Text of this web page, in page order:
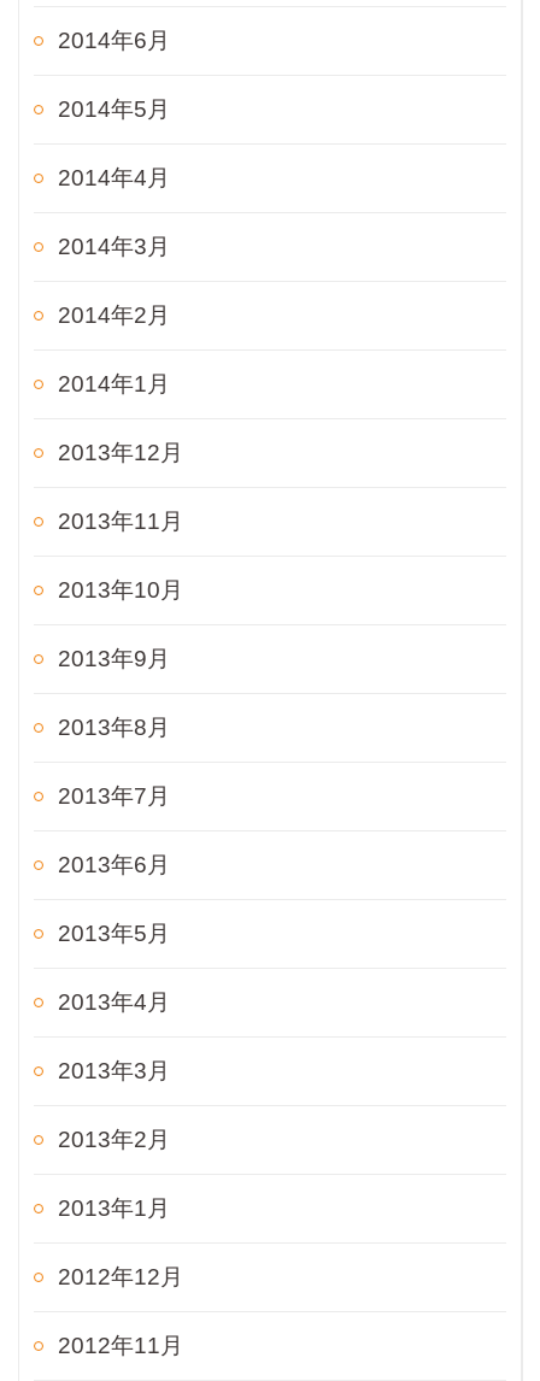
2014年6月
2014年5月
2014年4月
2014年3月
2014年2月
2014年1月
2013年12月
2013年11月
2013年10月
2013年9月
2013年8月
2013年7月
2013年6月
2013年5月
2013年4月
2013年3月
2013年2月
2013年1月
2012年12月
2012年11月